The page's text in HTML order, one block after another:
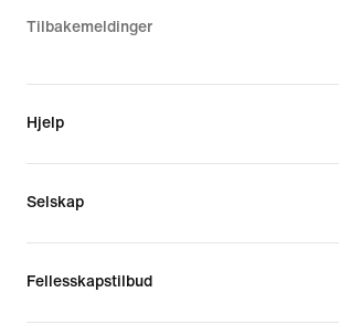
Tilbakemeldinger
Hjelp
Selskap
Fellesskapstilbud